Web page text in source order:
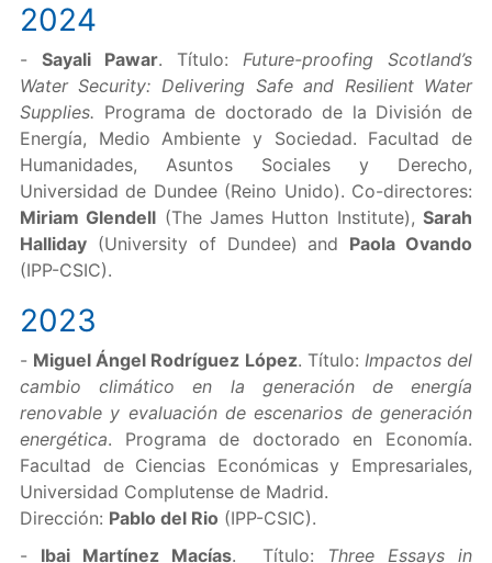
2024
- Sayali Pawar. Título:Future-proofing Scotland’s
Water Security: Delivering Safe and Resilient Water
Supplies. Programa de doctorado de la División de
Energía, Medio Ambiente y Sociedad. Facultad de
Humanidades, Asuntos Sociales y Derecho,
Universidad de Dundee (Reino Unido). Co-directores:
Miriam Glendell (The James Hutton Institute),Sarah
Halliday(University of Dundee) and Paola Ovando
(IPP-CSIC).
2023
- Miguel Ángel Rodríguez López. Título: Impactos del
cambio climático en la generación de energía
renovable y evaluación de escenarios de generación
energética. Programa de doctorado en Economía.
Facultad de Ciencias Económicas y Empresariales,
Universidad Complutense de Madrid.
Dirección: Pablo del Rio (IPP-CSIC).
- Ibai Martínez Macías. Título: Three Essays in